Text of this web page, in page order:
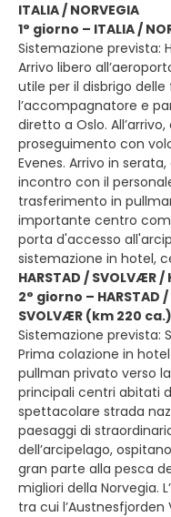
ITALIA / NORVEGIA
1° giorno – ITALIA /
Sistemazione prevista:
Arrivo libero
utile per il disbrigo
l’accompagnatore e
diretto a Oslo.
proseguimento con
Evenes. Arrivo in
incontro con il
trasferimento in
importante centro
porta d'accesso
sistemazione in hotel,
HARSTAD / SVOLVÆR
2° giorno – HARSTAD
SVOLVÆR (km 220 ca.)
Sistemazione prevista:
Prima colazione in
pullman privato verso
principali centri abitati
spettacolare strada
paesaggi di
dell’arcipelago,
gran parte alla pesca
migliori della Norvegia.
tra cui